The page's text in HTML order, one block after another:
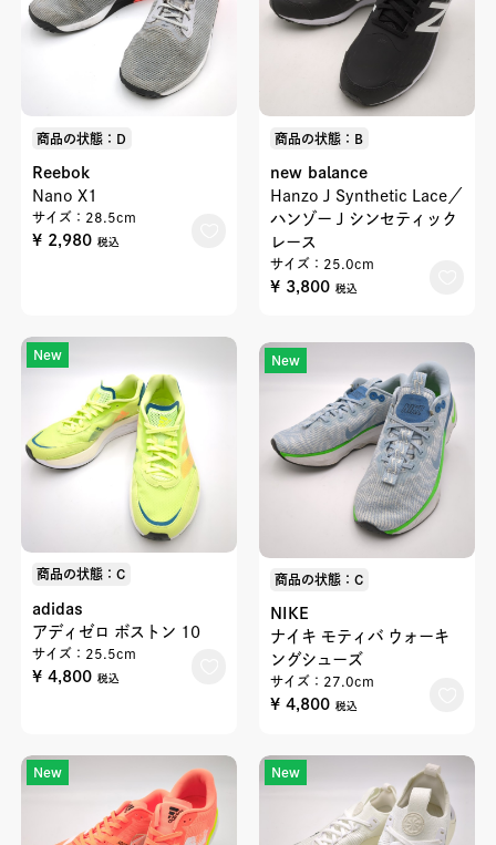
商品の状態：D
Reebok
Nano X1
サイズ：28.5cm
¥ 2,980 税込
商品の状態：B
new balance
Hanzo J Synthetic Lace／
ハンゾー J シンセティック
レース
サイズ：25.0cm
¥ 3,800 税込
New
商品の状態：C
adidas
アディゼロ ボストン 10
サイズ：25.5cm
¥ 4,800 税込
New
商品の状態：C
NIKE
ナイキ モティバ ウォーキ
ングシューズ
サイズ：27.0cm
¥ 4,800 税込
New New